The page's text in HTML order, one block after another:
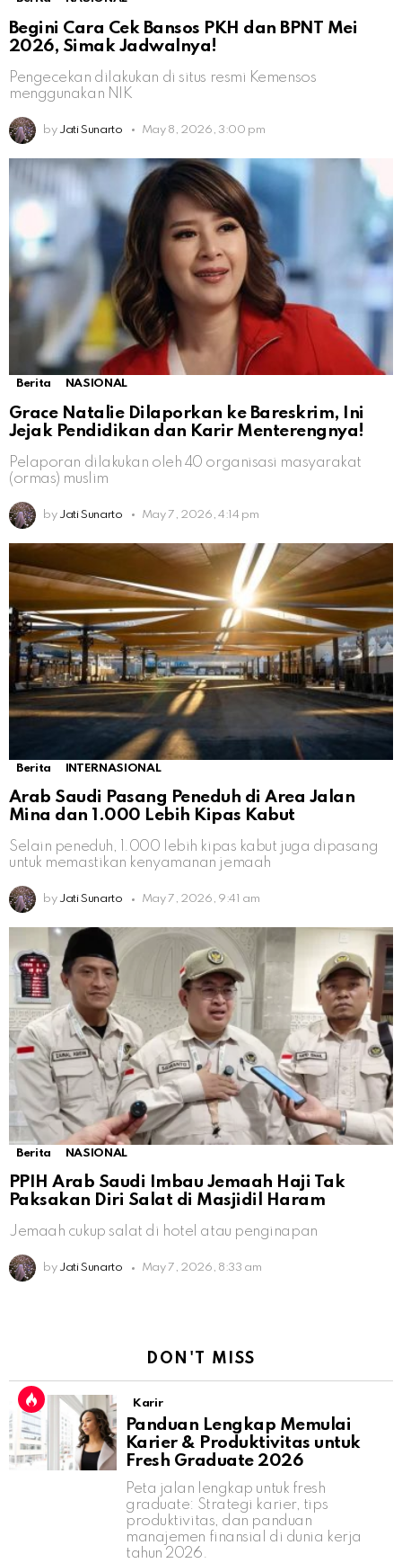
Begini Cara Cek Bansos PKH dan BPNT Mei
2026, Simak Jadwalnya!
Pengecekan dilakukan di situs resmi Kemensos
menggunakan NIK
by Jati Sunarto May 8, 2026, 3:00 pm
Berita NASIONAL
Grace Natalie Dilaporkan ke Bareskrim, Ini
Jejak Pendidikan dan Karir Menterengnya!
Pelaporan dilakukan oleh 40 organisasi masyarakat
(ormas) muslim
by Jati Sunarto May 7, 2026, 4:14 pm
Berita INTERNASIONAL
Arab Saudi Pasang Peneduh di Area Jalan
Mina dan 1.000 Lebih Kipas Kabut
Selain peneduh, 1.000 lebih kipas kabut juga dipasang
untuk memastikan kenyamanan jemaah
by Jati Sunarto May 7, 2026, 9:41 am
Berita NASIONAL
PPIH Arab Saudi Imbau Jemaah Haji Tak
Paksakan Diri Salat di Masjidil Haram
Jemaah cukup salat di hotel atau penginapan
by Jati Sunarto May 7, 2026, 8:33 am
DON'T MISS
Karir
Panduan Lengkap Memulai
Karier & Produktivitas untuk
Fresh Graduate 2026
Peta jalan lengkap untuk fresh
graduate: Strategi karier, tips
produktivitas, dan panduan
manajemen finansial di dunia kerja
tahun 2026.